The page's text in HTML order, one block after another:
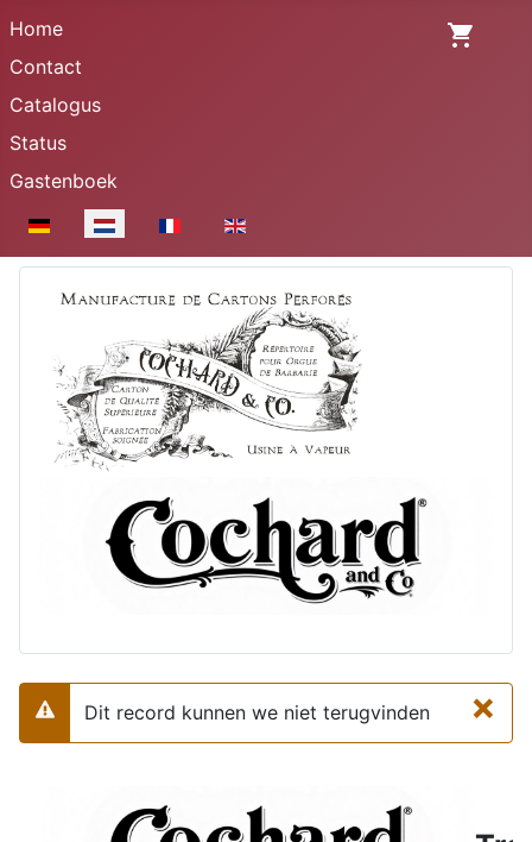
Home
Contact
Catalogus
Status
Gastenboek
Selecteer de taal
×
Waarschuwing
Dit record kunnen we niet terugvinden